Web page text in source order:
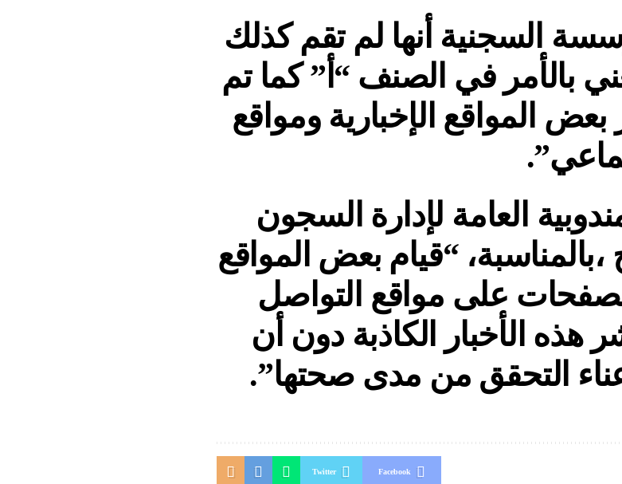
السجنية أنها لم تقم كذلك
بالأمر في الصنف “أ” كما تم
بعض المواقع الإخبارية ومواقع
العامة لإدارة السجون
،بالمناسبة، “قيام بعض المواقع
على مواقع التواصل
هذه الأخبار الكاذبة دون أن
التحقق من مدى صحتها”.
Facebook
Twitter